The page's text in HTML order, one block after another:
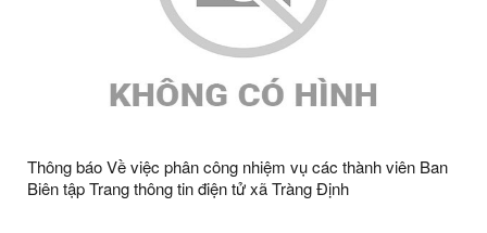
Thông báo Về việc phân công nhiệm vụ các thành viên Ban
Biên tập Trang thông tin điện tử xã Tràng Định